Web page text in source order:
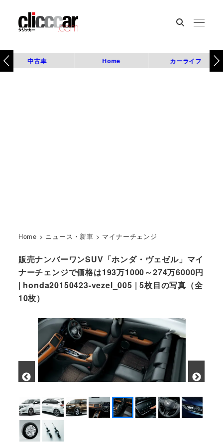
中古車 Home カーライフ
Home > ニュース・新車 > マイナーチェンジ
販売ナンバーワンSUV「ホンダ・ヴェゼル」マイ
ナーチェンジで価格は193万1000～274万6000円
| honda20150423-vezel_005 | 5枚目の写真（全
10枚）